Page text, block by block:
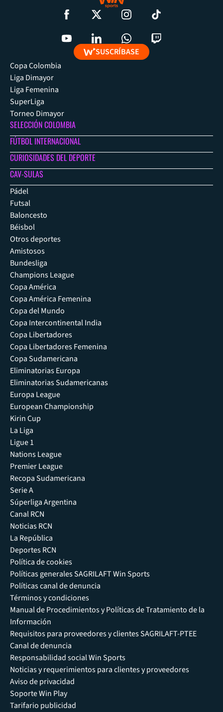
SUSCRÍBASE
Copa Colombia
Liga Dimayor
Liga Femenina
SuperLiga
Torneo Dimayor
SELECCIÓN COLOMBIA
FÚTBOL INTERNACIONAL
CURIOSIDADES DEL DEPORTE
CAV-SULAS
Pádel
Futsal
Baloncesto
Béisbol
Otros deportes
Amistosos
Bundesliga
Champions League
Copa América
Copa América Femenina
Copa del Mundo
Copa Intercontinental India
Copa Libertadores
Copa Libertadores Femenina
Copa Sudamericana
Eliminatorias Europa
Eliminatorias Sudamericanas
Europa League
European Championship
Kirin Cup
La Liga
Ligue 1
Nations League
Premier League
Recopa Sudamericana
Serie A
Súperliga Argentina
Canal RCN
Noticias RCN
La República
Deportes RCN
Política de cookies
Políticas generales SAGRILAFT Win Sports
Políticas canal de denuncia
Términos y condiciones
Manual de Procedimientos y Políticas de Tratamiento de la
Información
Requisitos para proveedores y clientes SAGRILAFT-PTEE
Canal de denuncia
Responsabilidad social Win Sports
Noticias y requerimientos para clientes y proveedores
Aviso de privacidad
Soporte Win Play
Tarifario publicidad